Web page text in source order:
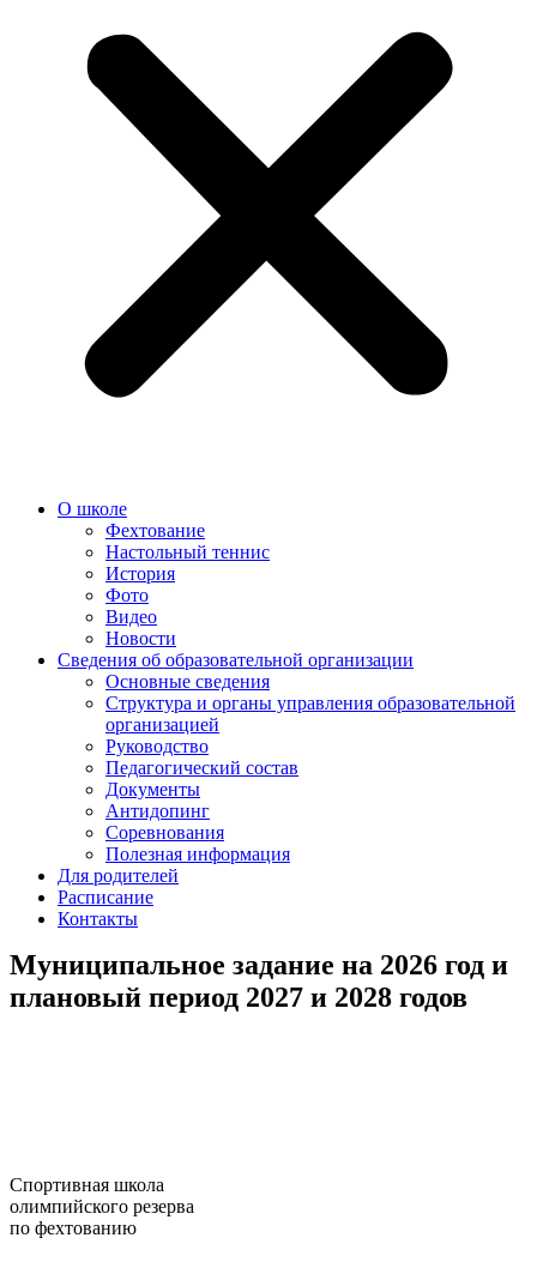
О школе
Фехтование
Настольный теннис
История
Фото
Видео
Новости
Сведения об образовательной организации
Основные сведения
Структура и органы управления образовательной
организацией
Руководство
Педагогический состав
Документы
Антидопинг
Соревнования
Полезная информация
Для родителей
Расписание
Контакты
Муниципальное задание на 2026 год и
плановый период 2027 и 2028 годов
Cпортивная школа
олимпийского резерва
по фехтованию